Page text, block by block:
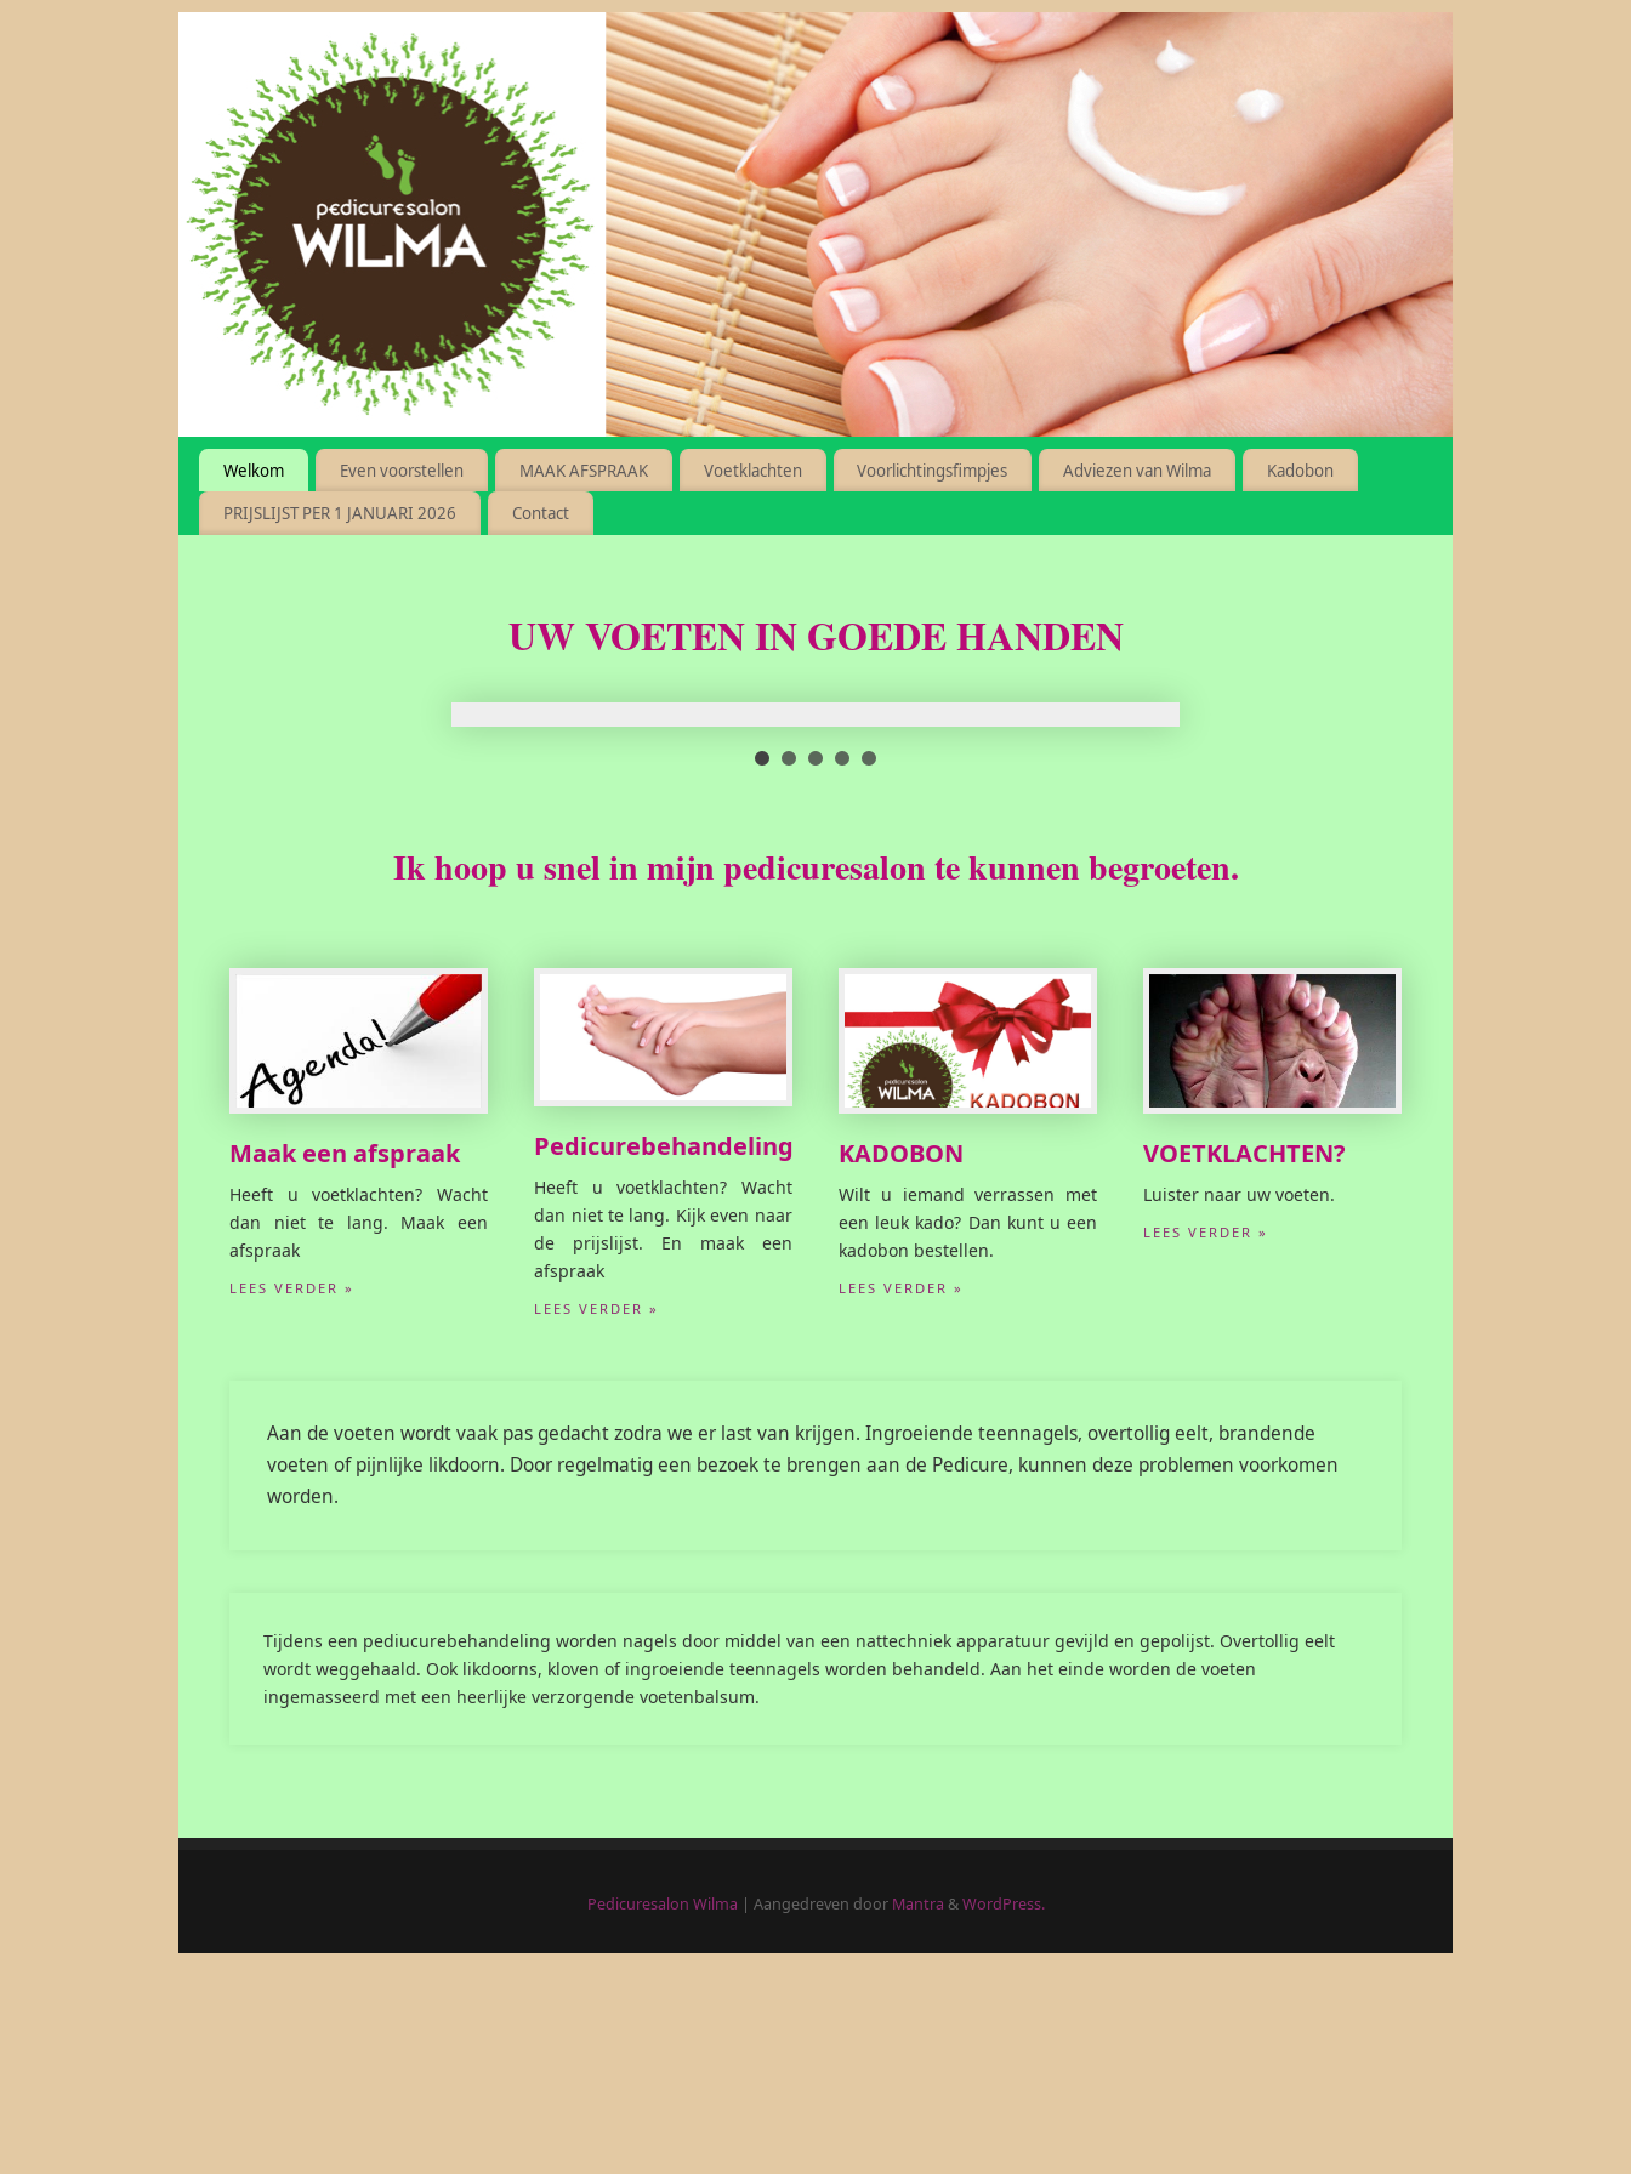
Welkom Even voorstellen MAAK AFSPRAAK Voetklachten Voorlichtingsfimpjes Adviezen van Wilma
Kadobon
PRIJSLIJST PER 1 JANUARI 2026
Contact
UW VOETEN IN GOEDE HANDEN
Ik hoop u snel in mijn pedicuresalon te kunnen begroeten.
Maak een afspraak
Heeft u voetklachten? Wacht
dan niet te lang. Maak een
afspraak
LEES VERDER »
Pedicurebehandeling
Heeft u voetklachten? Wacht
dan niet te lang. Kijk even naar
de prijslijst. En maak een
afspraak
LEES VERDER »
KADOBON
Wilt u iemand verrassen met
een leuk kado? Dan kunt u een
kadobon bestellen.
LEES VERDER »
VOETKLACHTEN?
Luister naar uw voeten.
LEES VERDER »
Aan de voeten wordt vaak pas gedacht zodra we er last van krijgen. Ingroeiende teennagels, overtollig eelt, brandende
voeten of pijnlijke likdoorn. Door regelmatig een bezoek te brengen aan de Pedicure, kunnen deze problemen voorkomen
worden.
Tijdens een pediucurebehandeling worden nagels door middel van een nattechniek apparatuur gevijld en gepolijst. Overtollig eelt
wordt weggehaald. Ook likdoorns, kloven of ingroeiende teennagels worden behandeld. Aan het einde worden de voeten
ingemasseerd met een heerlijke verzorgende voetenbalsum.
Pedicuresalon Wilma | Aangedreven door Mantra &WordPress.